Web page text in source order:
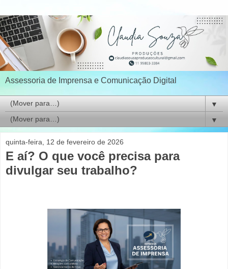
Assessoria de Imprensa e Comunicação Digital
▼
▼
quinta-feira, 12 de fevereiro de 2026
E aí? O que você precisa para
divulgar seu trabalho?